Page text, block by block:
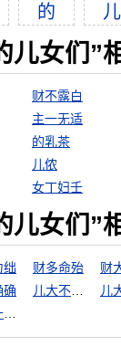
的 儿
儿女们”
财不露白
主一无适
的乳茶
儿侬
女丁妇壬
儿女们”
绌 财多命殆 财
确